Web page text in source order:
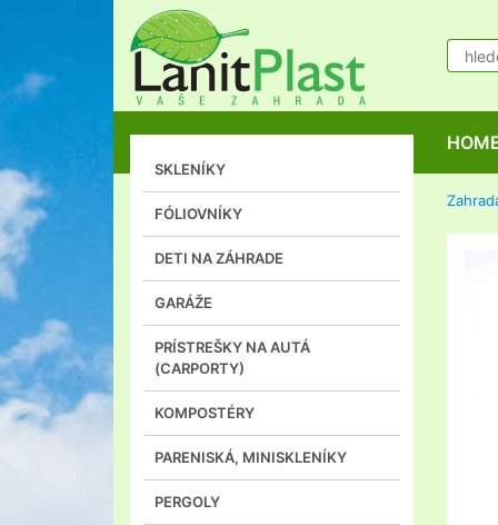
SKLENÍKY
FÓLIOVNÍKY
DETI NA ZÁHRADE
GARÁŽE
PRÍSTREŠKY NA AUTÁ
(CARPORTY)
KOMPOSTÉRY
PARENISKÁ, MINISKLENÍKY
PERGOLY